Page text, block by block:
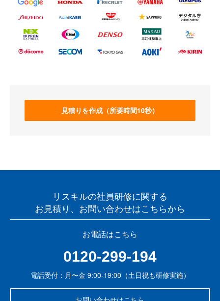
見積りを作成（所要時間10秒）
リスキルの社員研修に関する
お見積り、お問い合わせはこちらから
お電話はこちら
0120-299-194
電話受付：月〜金 9:00-19:00（土日祝も研修実施）